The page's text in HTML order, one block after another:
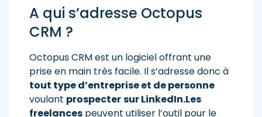
A qui s’adresse Octopus
CRM ?
Octopus CRM est un logiciel offrant une
prise en main très facile. Il s’adresse donc à
tout type d’entreprise et de personne
voulant prospectersur LinkedIn.Les
freelances peuvent utiliser l’outil pour le